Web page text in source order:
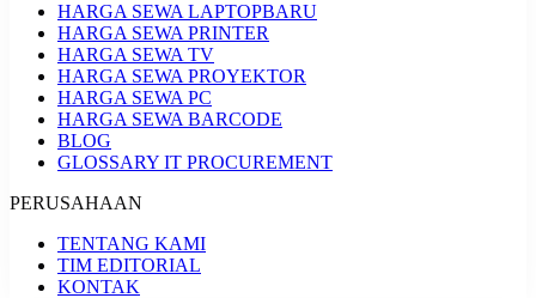
HARGA SEWA LAPTOPBARU
HARGA SEWA PRINTER
HARGA SEWA TV
HARGA SEWA PROYEKTOR
HARGA SEWA PC
HARGA SEWA BARCODE
BLOG
GLOSSARY IT PROCUREMENT
PERUSAHAAN
TENTANG KAMI
TIM EDITORIAL
KONTAK